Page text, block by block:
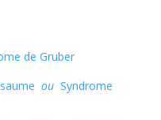
de Gruber
ouSyndrome